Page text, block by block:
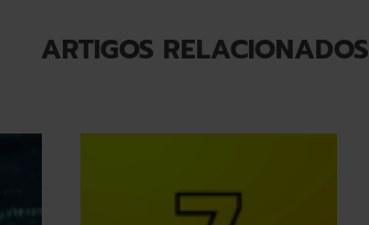
ARTIGOS